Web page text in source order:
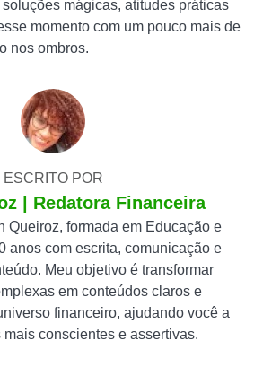
mágicas, atitudes práticas
momento com um pouco mais de
nos ombros.
ESCRITO POR
| Redatora Financeira
Queiroz, formada em Educação e
anos com escrita, comunicação e
Meu objetivo é transformar
em conteúdos claros e
financeiro, ajudando você a
conscientes e assertivas.